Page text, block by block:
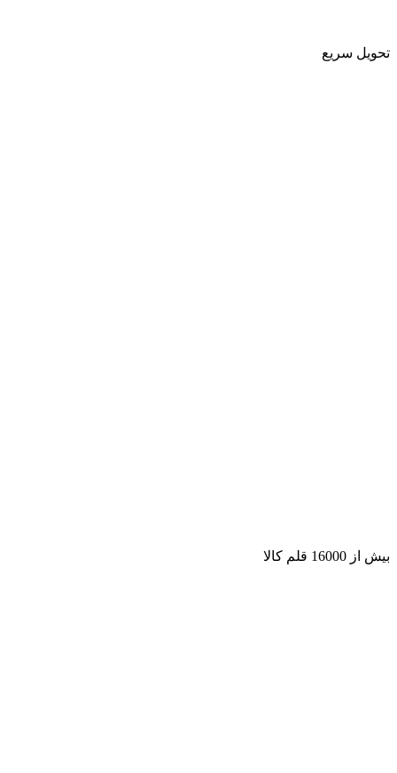
تحویل سریع
بیش از 16000 قلم کالا